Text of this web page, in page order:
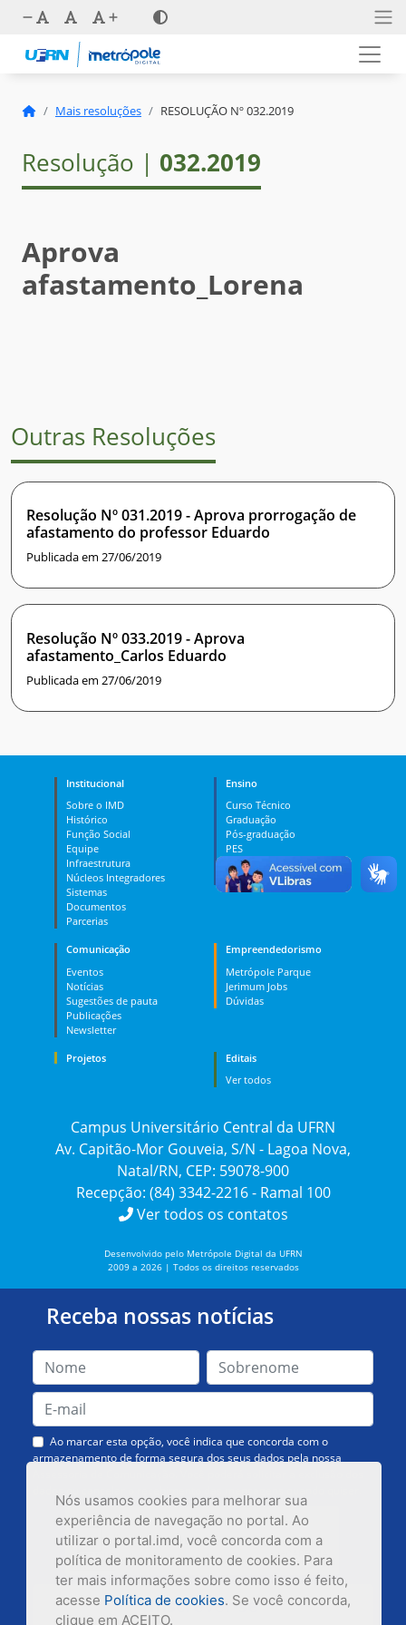
Nós usamos cookies para melhorar sua
experiência de navegação no portal. Ao
utilizar o portal.imd, você concorda com a
política de monitoramento de cookies. Para
ter mais informações sobre como isso é feito,
acesse Política de cookies. Se você concorda,
clique em ACEITO.
Mais resoluções RESOLUÇÃO Nº 032.2019
Resolução | 032.2019
Aprova
afastamento_Lorena
Outras Resoluções
Resolução Nº 031.2019 - Aprova prorrogação de
afastamento do professor Eduardo
Publicada em 27/06/2019
Resolução Nº 033.2019 - Aprova
afastamento_Carlos Eduardo
Publicada em 27/06/2019
Institucional
Sobre o IMD
Histórico
Função Social
Equipe
Infraestrutura
Núcleos Integradores
Sistemas
Documentos
Parcerias
Ensino
Curso Técnico
Graduação
Pós-graduação
PES
MOOC
Dúvidas
Comunicação
Eventos
Notícias
Sugestões de pauta
Publicações
Newsletter
Empreendedorismo
Metrópole Parque
Jerimum Jobs
Dúvidas
Projetos
Editais
Ver todos
Campus Universitário Central da UFRN
Av. Capitão-Mor Gouveia, S/N - Lagoa Nova,
Natal/RN, CEP: 59078-900
Recepção: (84) 3342-2216 - Ramal 100
Ver todos os contatos
Desenvolvido pelo Metrópole Digital da UFRN
2009 a 2026 | Todos os direitos reservados
Receba nossas notícias
Ao marcar esta opção, você indica que concorda com o
armazenamento de forma segura dos seus dados pela nossa
Inscrever-se